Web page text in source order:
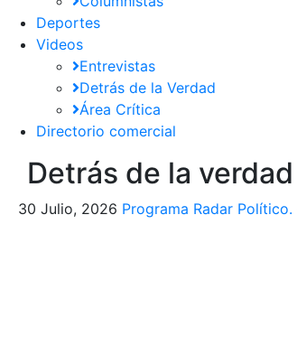
Deportes
Videos
Entrevistas
Detrás de la Verdad
Área Crítica
Directorio comercial
Detrás de la verdad
30 Julio, 2026 Programa Radar